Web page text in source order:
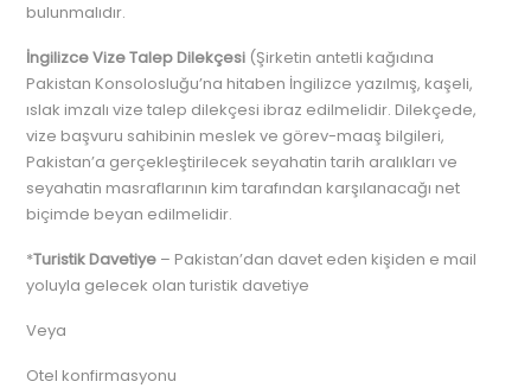
bulunmalıdır.
İngilizce Vize Talep Dilekçesi (Şirketin antetli kağıdına
Pakistan Konsolosluğu’na hitaben İngilizce yazılmış, kaşeli,
ıslak imzalı vize talep dilekçesi ibraz edilmelidir. Dilekçede,
vize başvuru sahibinin meslek ve görev-maaş bilgileri,
Pakistan’a gerçekleştirilecek seyahatin tarih aralıkları ve
seyahatin masraflarının kim tarafından karşılanacağı net
biçimde beyan edilmelidir.
*Turistik Davetiye – Pakistan’dan davet eden kişiden e mail
yoluyla gelecek olan turistik davetiye
Veya
Otel konfirmasyonu